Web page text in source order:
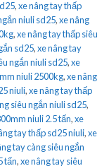
,xe nâng tay thấp
niuli sd25,xe nâng
,xe nâng tay thấp siêu
sd25,xe nâng tay
ngắn niuli sd25,xe
niuli 2500kg,xe nâng
niuli,xe nâng tay thấp
siêu ngắn niuli sd25,
niuli 2.5 tấn,xe
tay thấp sd25 niuli,xe
tay càng siêu ngắn
tấn,xe nâng tay siêu